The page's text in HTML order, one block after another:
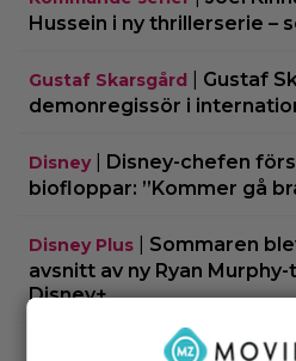
Hussein i ny thrillerserie –
Gustaf Skarsgård
Gustaf
demonregissör i
Disney|
Disney-chefen
biofloppar: ”Kommer gå
Disney Plus
Sommaren
avsnitt av ny Ryan Murphy-
Disney+
På tv ikväll: